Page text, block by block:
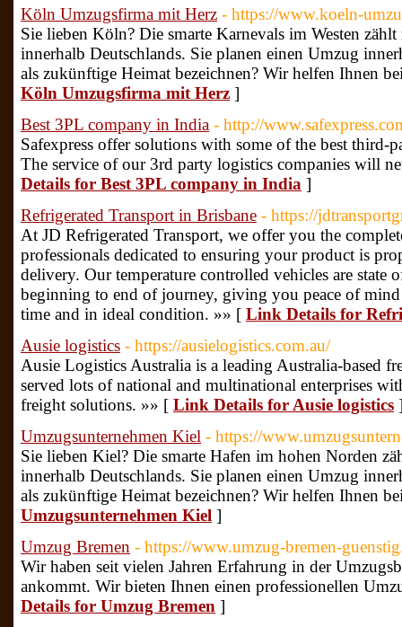
Köln Umzugsfirma mit Herz - https://www.koeln-
Sie lieben Köln? Die smarte Karnevals im Westen
innerhalb Deutschlands. Sie planen einen Umzug
als zukünftige Heimat bezeichnen? Wir helfen Ihnen
Köln Umzugsfirma mit Herz ]
Best 3PL company in India - http://
Safexpress offer solutions with some of the best third-
The service of our 3rd party logistics companies will
Details for Best 3PL company in India ]
Refrigerated Transport in Brisbane - https://
At JD Refrigerated Transport, we offer you the
professionals dedicated to ensuring your product is
delivery. Our temperature controlled vehicles are
beginning to end of journey, giving you peace of
time and in ideal condition. »» [ Link Details for
Ausie logistics - https://ausielogistics.com.au/
Ausie Logistics Australia is a leading Australia-based
served lots of national and multinational enterprises
freight solutions. »» [ Link Details for Ausie logistics
Umzugsunternehmen Kiel - https://
Sie lieben Kiel? Die smarte Hafen im hohen Norden
innerhalb Deutschlands. Sie planen einen Umzug
als zukünftige Heimat bezeichnen? Wir helfen Ihnen
Umzugsunternehmen Kiel ]
Umzug Bremen - https://www.umzug-bremen-
Wir haben seit vielen Jahren Erfahrung in der
ankommt. Wir bieten Ihnen einen professionellen
Details for Umzug Bremen ]